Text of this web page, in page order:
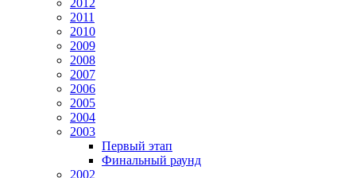
2012
2011
2010
2009
2008
2007
2006
2005
2004
2003
Первый этап
Финальный раунд
2002